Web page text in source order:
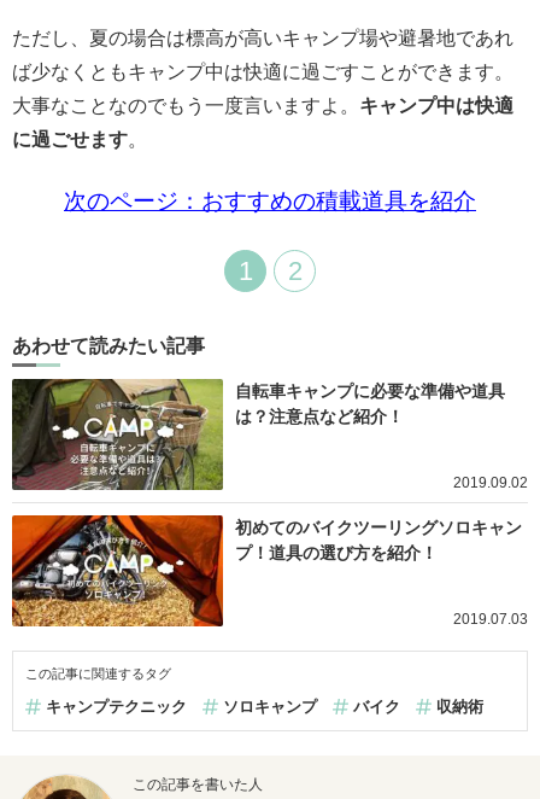
ただし、夏の場合は標高が高いキャンプ場や避暑地であれ
ば少なくともキャンプ中は快適に過ごすことができます。
大事なことなのでもう一度言いますよ。 キャンプ中は快適
に過ごせます。
次のページ：おすすめの積載道具を紹介
1 2
あわせて読みたい記事
自転車キャンプに必要な準備や道具
は？注意点など紹介！
2019.09.02
初めてのバイクツーリングソロキャン
プ！道具の選び方を紹介！
2019.07.03
この記事に関連するタグ
キャンプテクニック ソロキャンプ バイク 収納術
この記事を書いた人